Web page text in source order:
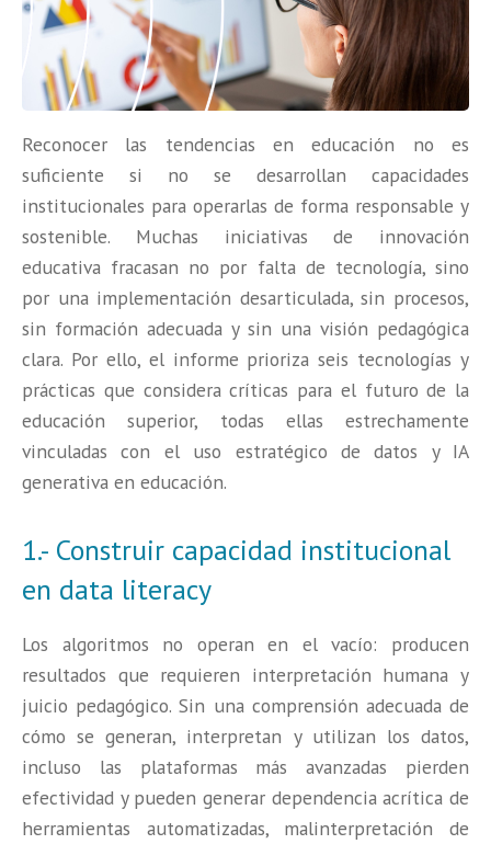
Reconocer las tendencias en educación no es
suficiente si no se desarrollan capacidades
institucionales para operarlas de forma responsable y
sostenible. Muchas iniciativas de innovación
educativa fracasan no por falta de tecnología, sino
por una implementación desarticulada, sin procesos,
sin formación adecuada y sin una visión pedagógica
clara. Por ello, el informe prioriza seis tecnologías y
prácticas que considera críticas para el futuro de la
educación superior, todas ellas estrechamente
vinculadas con el uso estratégico de datos y IA
generativa en educación.
1.- Construir capacidad institucional
en data literacy
Los algoritmos no operan en el vacío: producen
resultados que requieren interpretación humana y
juicio pedagógico. Sin una comprensión adecuada de
cómo se generan, interpretan y utilizan los datos,
incluso las plataformas más avanzadas pierden
efectividad y pueden generar dependencia acrítica de
herramientas automatizadas, malinterpretación de